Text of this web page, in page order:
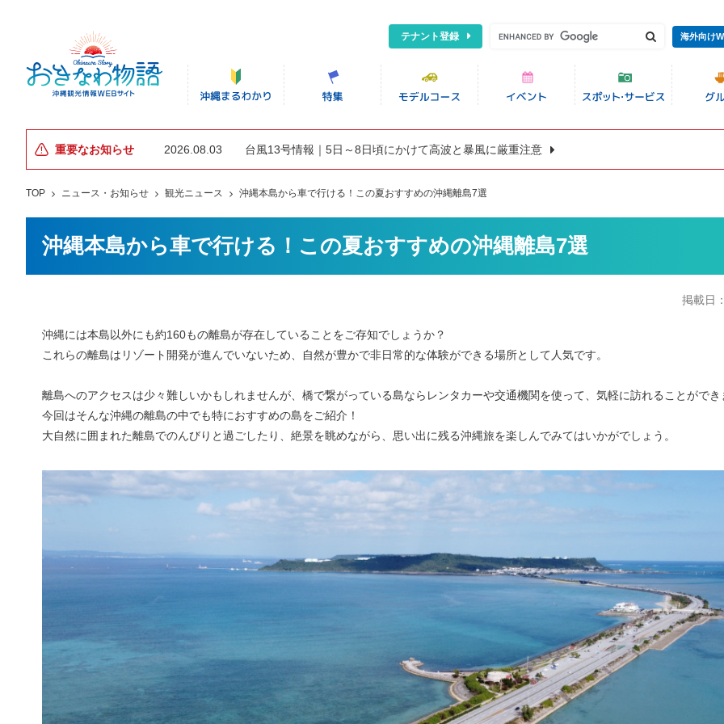
テナント登録 海外向け
重要なお知らせ 2026.08.03 台風13号情報｜5日～8日頃にかけて高波と暴風に厳重注意
TOP ニュース・お知らせ 観光ニュース 沖縄本島から車で行ける！この夏おすすめの沖縄離島7選
沖縄本島から車で行ける！この夏おすすめの沖縄離島7選
掲載日
沖縄には本島以外にも約160もの離島が存在していることをご存知でしょうか？
これらの離島はリゾート開発が進んでいないため、自然が豊かで非日常的な体験ができる場所として人気です。
離島へのアクセスは少々難しいかもしれませんが、橋で繋がっている島ならレンタカーや交通機関を使って、気軽に訪れることができ
今回はそんな沖縄の離島の中でも特におすすめの島をご紹介！
大自然に囲まれた離島でのんびりと過ごしたり、絶景を眺めながら、思い出に残る沖縄旅を楽しんでみてはいかがでしょう。